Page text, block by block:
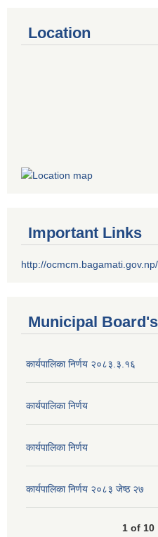
Location
Important Links
http://ocmcm.bagamati.gov.np/
Municipal
कार्यपालिका निर्णय २०८३.३.१६
कार्यपालिका निर्णय
कार्यपालिका निर्णय
कार्यपालिका निर्णय २०८३ जेष्ठ २७
1 of 10